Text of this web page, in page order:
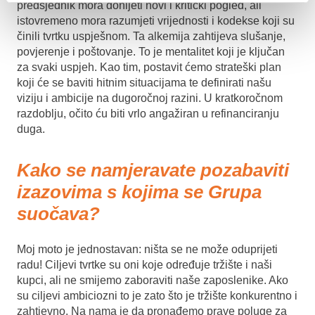
predsjednik mora donijeti novi i kritički pogled, ali
istovremeno mora razumjeti vrijednosti i kodekse koji su
činili tvrtku uspješnom. Ta alkemija zahtijeva slušanje,
povjerenje i poštovanje. To je mentalitet koji je ključan
za svaki uspjeh. Kao tim, postavit ćemo strateški plan
koji će se baviti hitnim situacijama te definirati našu
viziju i ambicije na dugoročnoj razini. U kratkoročnom
razdoblju, očito ću biti vrlo angažiran u refinanciranju
duga.
Kako se namjeravate pozabaviti
izazovima s kojima se Grupa
suočava?
Moj moto je jednostavan: ništa se ne može oduprijeti
radu! Ciljevi tvrtke su oni koje određuje tržište i naši
kupci, ali ne smijemo zaboraviti naše zaposlenike. Ako
su ciljevi ambiciozni to je zato što je tržište konkurentno i
zahtjevno. Na nama je da pronađemo prave poluge za